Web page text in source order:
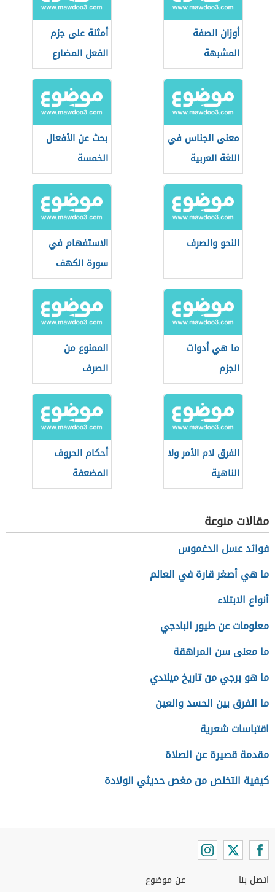
أوزان الصفة
المشبهة
أمثلة على جزم
الفعل المضارع
معنى الجناس في
اللغة العربية
بحث عن الأفعال
الخمسة
النحو والصرف
الاستفهام في
سورة الكهف
ما هي أدوات
الجزم
الممنوع من
الصرف
الفرق لام الأمر ولا
الناهية
أحكام الحروف
المضعفة
مقالات منوعة
فوائد عسل الدغموس
ما هي أصغر قارة في العالم
أنواع الابتلاء
معلومات عن طيور البادجي
ما معنى سن المراهقة
ما هو برجي من تاريخ ميلادي
ما الفرق بين الحسد والعين
اقتباسات شعرية
مقدمة قصيرة عن الصلاة
كيفية التخلص من مغص حديثي الولادة
اتصل بنا عن موضوع